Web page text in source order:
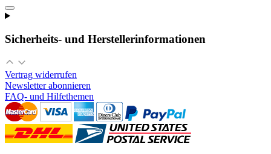
Sicherheits- und Herstellerinformationen
Vertrag widerrufen
Newsletter abonnieren
FAQ- und Hilfethemen